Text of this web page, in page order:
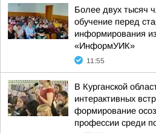
Более двух тысяч
обучение перед
информирования
«ИнформУИК»
11:55
В Курганской
интерактивных
формирование
профессии среди